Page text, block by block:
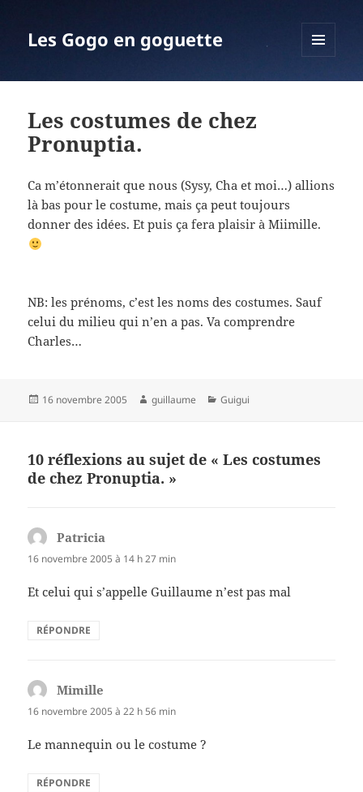
Les Gogo en goguette
Les costumes de chez
Pronuptia.
Ca m’étonnerait que nous (Sysy, Cha et moi…) allions
là bas pour le costume, mais ça peut toujours
donner des idées. Et puis ça fera plaisir à Miimille.
NB: les prénoms, c’est les noms des costumes. Sauf
celui du milieu qui n’en a pas. Va comprendre
Charles…
Publié
16 novembre 2005 Auteur
guillaume Catégories
Guigui
10 réflexions au sujet de « Les costumes
de chez Pronuptia. »
Patricia
16 novembre 2005 à 14 h 27 min
Et celui qui s’appelle Guillaume n’est pas mal
RÉPONDRE
Mimille
16 novembre 2005 à 22 h 56 min
Le mannequin ou le costume ?
RÉPONDRE